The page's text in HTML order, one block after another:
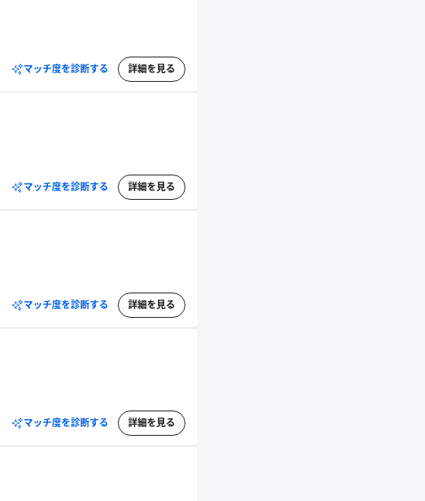
マッチ度を診断する 詳細を見る
マッチ度を診断する 詳細を見る
マッチ度を診断する 詳細を見る
マッチ度を診断する 詳細を見る